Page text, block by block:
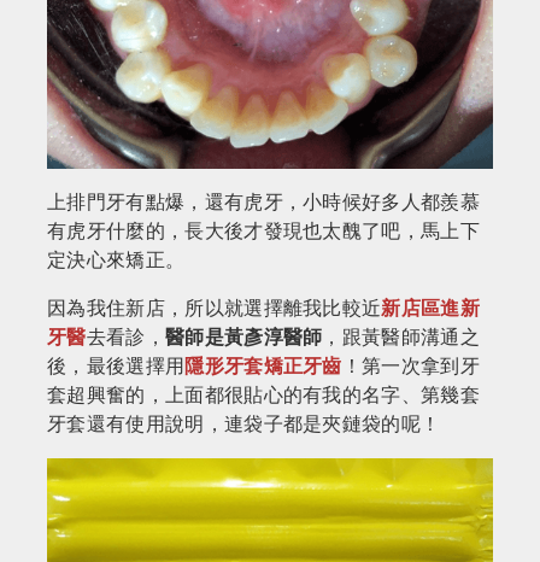
上排門牙有點爆，還有虎牙，小時候好多人都羨慕
有虎牙什麼的，長大後才發現也太醜了吧，馬上下
定決心來矯正。
因為我住新店，所以就選擇離我比較近新店區進新
牙醫去看診， 醫師是黃彥淳醫師 ，跟黃醫師溝通之
後，最後選擇用 隱形牙套矯正牙齒 ！第一次拿到牙
套超興奮的，上面都很貼心的有我的名字、第幾套
牙套還有使用說明，連袋子都是夾鏈袋的呢！